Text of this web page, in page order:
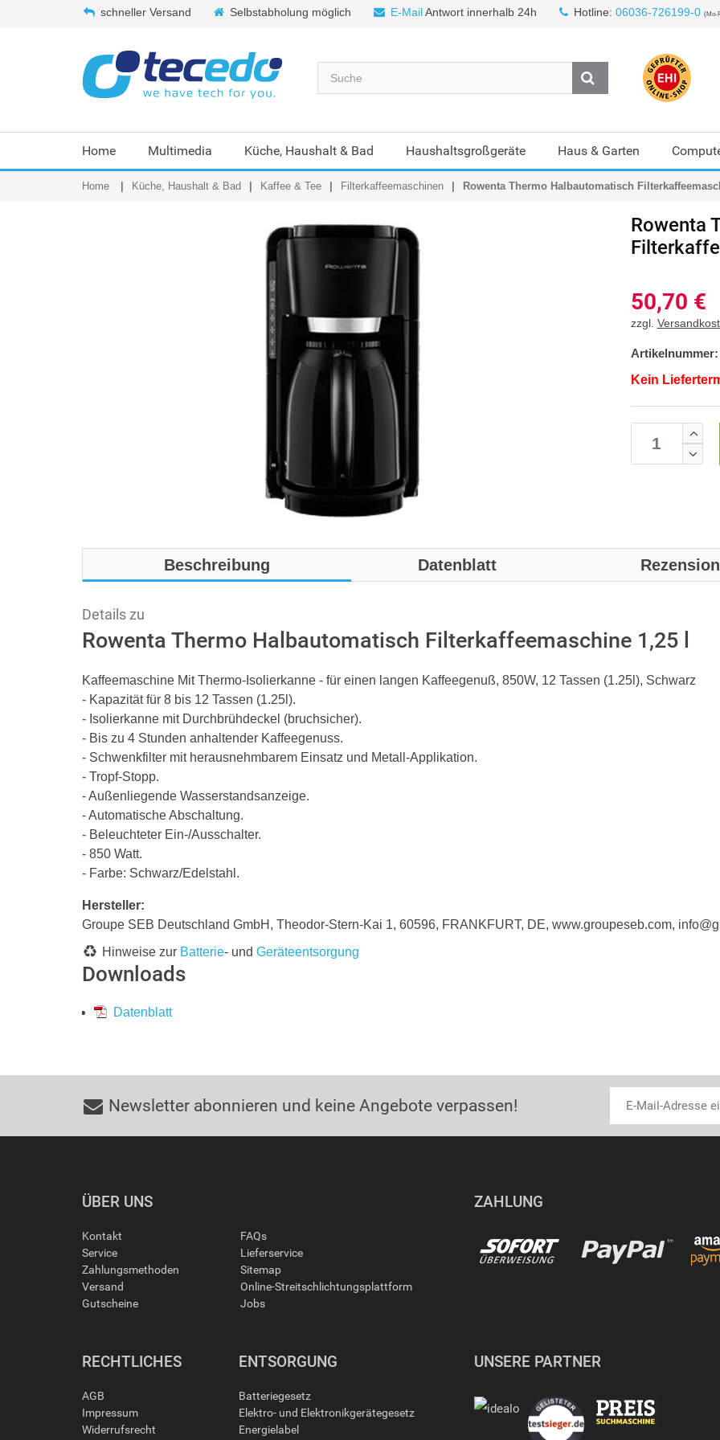
schneller Versand Selbstabholung möglich E-MailAntwort innerhalb 24h Hotline: 06036-726199-0 (Mo-
Home Multimedia Küche, Haushalt & Bad Haushaltsgroßgeräte Haus & Garten
Home Küche, Haushalt & Bad Kaffee & Tee Filterkaffeemaschinen Rowenta Thermo Halbautomatisch
Rowenta
50,70 €
zzgl.
Artikelnummer:
Kein
Beschreibung Datenblatt
Details zu
Rowenta Thermo Halbautomatisch Filterkaffeemaschine 1,25 l
Kaffeemaschine Mit Thermo-Isolierkanne - für einen langen Kaffeegenuß, 850W, 12 Tassen (1.25l), Schwarz
- Kapazität für 8 bis 12 Tassen (1.25l).
- Isolierkanne mit Durchbrühdeckel (bruchsicher).
- Bis zu 4 Stunden anhaltender Kaffeegenuss.
- Schwenkfilter mit herausnehmbarem Einsatz und Metall-Applikation.
- Tropf-Stopp.
- Außenliegende Wasserstandsanzeige.
- Automatische Abschaltung.
- Beleuchteter Ein-/Ausschalter.
- 850 Watt.
- Farbe: Schwarz/Edelstahl.
Hersteller:
Groupe SEB Deutschland GmbH, Theodor-Stern-Kai 1, 60596, FRANKFURT, DE, www.groupeseb.com,
Hinweise zur Batterie- und Geräteentsorgung
Downloads
Datenblatt
Newsletter abonnieren und keine Angebote verpassen!
ÜBER UNS
Kontakt
Service
Zahlungsmethoden
Versand
Gutscheine
FAQs
Lieferservice
Sitemap
Online-Streitschlichtungsplattform
Jobs
ZAHLUNG
RECHTLICHES
AGB
Impressum
Widerrufsrecht
ENTSORGUNG
Batteriegesetz
Elektro- und Elektronikgerätegesetz
Energielabel
UNSERE PARTNER